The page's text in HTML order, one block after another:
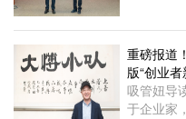
重磅报道
版“创业
吸管妞导
于企业家